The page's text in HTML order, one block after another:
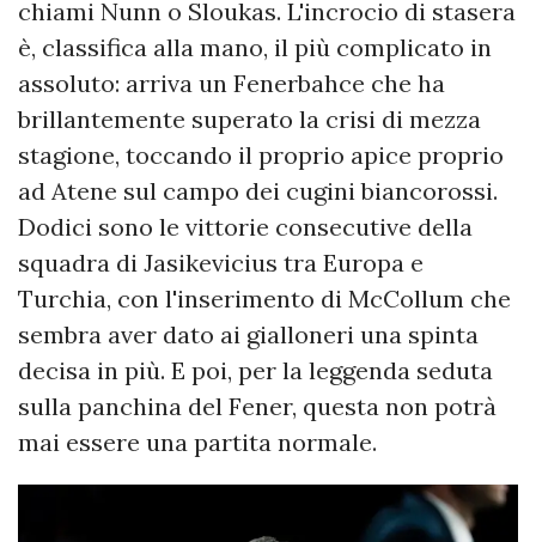
chiami Nunn o Sloukas. L'incrocio di stasera
è, classifica alla mano, il più complicato in
assoluto: arriva un Fenerbahce che ha
brillantemente superato la crisi di mezza
stagione, toccando il proprio apice proprio
ad Atene sul campo dei cugini biancorossi.
Dodici sono le vittorie consecutive della
squadra di Jasikevicius tra Europa e
Turchia, con l'inserimento di McCollum che
sembra aver dato ai gialloneri una spinta
decisa in più. E poi, per la leggenda seduta
sulla panchina del Fener, questa non potrà
mai essere una partita normale.